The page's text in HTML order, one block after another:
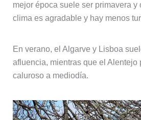
mejor época suele ser primavera y
clima es agradable y hay menos
En verano, el Algarve y Lisboa
afluencia, mientras que el Alentejo
caluroso a mediodía.